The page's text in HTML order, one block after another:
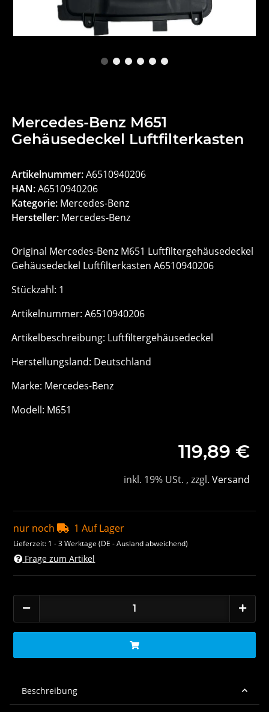
Mercedes-Benz M651
Gehäusedeckel Luftfilterkasten
Artikelnummer:A6510940206
HAN:A6510940206
Kategorie: Mercedes-Benz
Hersteller: Mercedes-Benz
Original Mercedes-Benz M651 Luftfiltergehäusedeckel
Gehäusedeckel Luftfilterkasten A6510940206
Stückzahl: 1
Artikelnummer: A6510940206
Artikelbeschreibung: Luftfiltergehäusedeckel
Herstellungsland: Deutschland
Marke: Mercedes-Benz
Modell: M651
119,89 €
inkl. 19% USt. , zzgl. Versand
nur noch 1 Auf Lager
Lieferzeit: 1 - 3 Werktage(DE - Ausland abweichend)
Frage zum Artikel
Beschreibung